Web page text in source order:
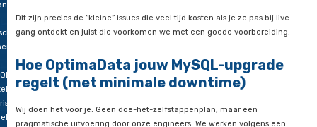
—
de
Oude wachtwoordfunctie ontbreekt:de historische
vervangen dit netjes door ondersteunde alternatieven en
provisioning aan.
Gewijzigde namen in config:
variabelenaam voor transactieniveau (transaction_isolation